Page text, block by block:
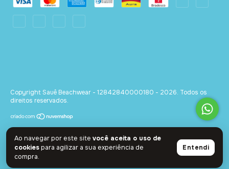
Ao navegar por este site você aceita o uso de
cookiespara agilizar a sua experiência de
compra.
Entendi
Copyright Sauê Beachwear - 12842840000180 - 2026. Todos os
direitos reservados.